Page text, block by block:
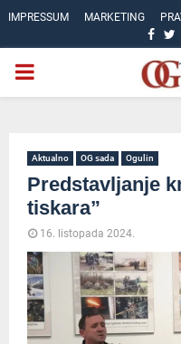
IMPRESSUM MARKETING
PRIMARY
Aktualno OG sada Ogulin
Predstavljanje
tiskara”
16. listopada 2024.